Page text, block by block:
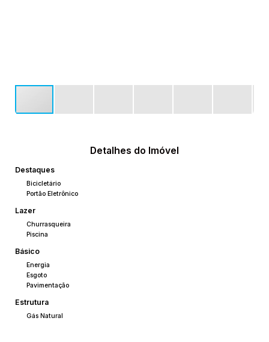
Detalhes do Imóvel
Destaques
Bicicletário
Portão Eletrônico
Lazer
Churrasqueira
Piscina
Básico
Energia
Esgoto
Pavimentação
Estrutura
Gás Natural